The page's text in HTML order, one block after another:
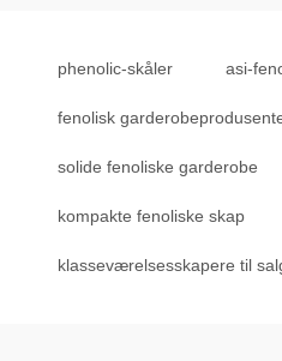
phenolic-skåler asi-
fenolisk
solide fenoliske garderobe
kompakte fenoliske skap
klasseværelsesskapere til